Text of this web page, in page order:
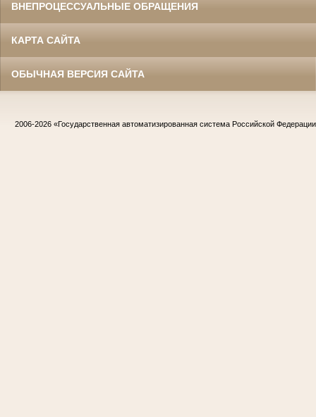
ВНЕПРОЦЕССУАЛЬНЫЕ ОБРАЩЕНИЯ
КАРТА САЙТА
ОБЫЧНАЯ ВЕРСИЯ САЙТА
2006-2026 «Государственная автоматизированная система Российской